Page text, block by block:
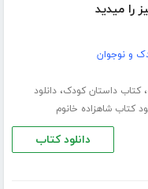
را میدید
و نوجوان
،کتاب داستان کودک،دانلود
کتاب شاهزاده خانوم
دانلود کتاب